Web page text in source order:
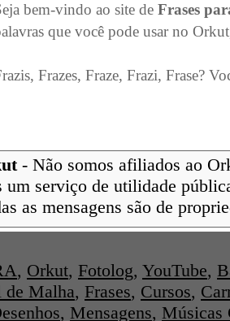
bem-vindo ao site de Frases
que você pode usar no
Frazes, Fraze, Frazi, Frase?
- Não somos afiliados ao
um serviço de utilidade
as mensagens são de
, Orkut, Fotolog, YouTube,
de Malha, Frases, Cursos,
, Mensagens, Músicas